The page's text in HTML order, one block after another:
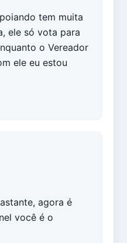
tem muita
ele só vota para
o Vereador
ele eu estou
agora é
você é o